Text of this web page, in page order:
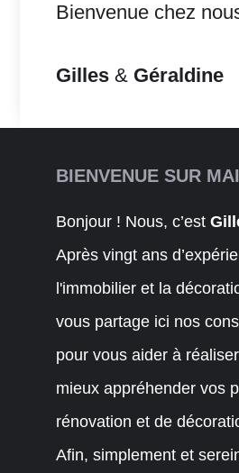
Bienvenue chez
Gilles & Géraldine
BIENVENUE SUR
Bonjour ! Nous, c’est
Après vingt ans
l'immobilier et la
vous partage ici nos
pour vous aider à
mieux appréhender vos
rénovation et de
Afin, simplement et